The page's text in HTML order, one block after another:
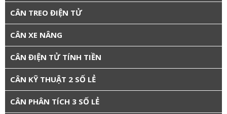
CÂN TREO ĐIỆN TỬ
CÂN XE NÂNG
CÂN ĐIỆN TỬ TÍNH TIỀN
CÂN KỸ THUẬT 2 SỐ LẺ
CÂN PHÂN TÍCH 3 SỐ LẺ